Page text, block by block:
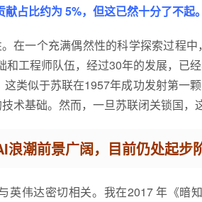
占比约为 5%，但这已然十分了不起。
在一个充满偶然性的科学探索过程
工程师队伍，经过30年的发展，已
类似于苏联在1957年成功发射第一
术基础。然而，一旦苏联闭关锁国，
浪潮前景广阔，目前仍处起步
英伟达密切相关。我在2017 年《暗